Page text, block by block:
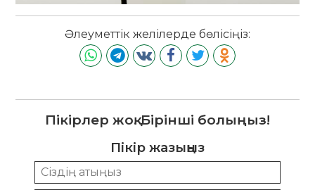
Әлеуметтік желілерде бөлісіңіз:
Пікірлер жоқ. Бірінші болыңыз!
Пікір жазыңыз